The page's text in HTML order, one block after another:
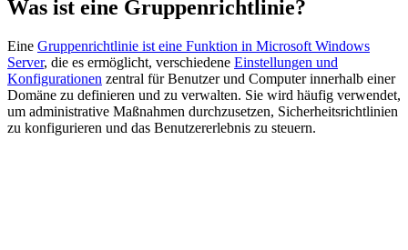
Was ist eine Gruppenrichtlinie?
Eine Gruppenrichtlinie ist eine Funktion in Microsoft Windows
Server, die es ermöglicht, verschiedene Einstellungen und
Konfigurationen zentral für Benutzer und Computer innerhalb einer
Domäne zu definieren und zu verwalten. Sie wird häufig verwendet,
um administrative Maßnahmen durchzusetzen, Sicherheitsrichtlinien
zu konfigurieren und das Benutzererlebnis zu steuern.